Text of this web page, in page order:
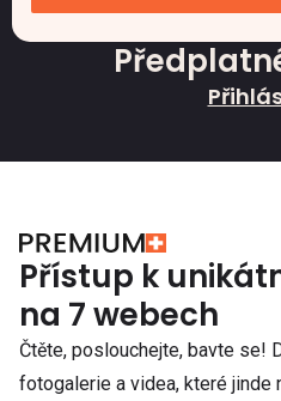
Přístup k
na 7 webech
Čtěte, poslouchejte, bavte se!
fotogalerie a videa, které jinde